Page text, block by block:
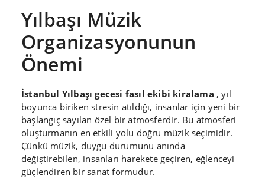
Yılbaşı Müzik
Organizasyonunun
Önemi
İstanbul Yılbaşı gecesi fasıl ekibi kiralama , yıl
boyunca biriken stresin atıldığı, insanlar için yeni bir
başlangıç sayılan özel bir atmosferdir. Bu atmosferi
oluşturmanın en etkili yolu doğru müzik seçimidir.
Çünkü müzik, duygu durumunu anında
değiştirebilen, insanları harekete geçiren, eğlenceyi
güçlendiren bir sanat formudur.